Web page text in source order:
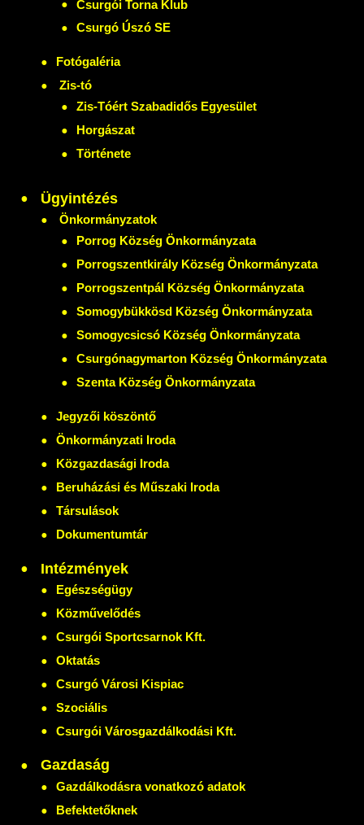
Csurgói Torna Klub
Csurgó Úszó SE
Fotógaléria
Zis-tó
Zis-Tóért Szabadidős Egyesület
Horgászat
Története
Ügyintézés
Önkormányzatok
Porrog Község Önkormányzata
Porrogszentkirály Község Önkormányzata
Porrogszentpál Község Önkormányzata
Somogybükkösd Község Önkormányzata
Somogycsicsó Község Önkormányzata
Csurgónagymarton Község Önkormányzata
Szenta Község Önkormányzata
Jegyzői köszöntő
Önkormányzati Iroda
Közgazdasági Iroda
Beruházási és Műszaki Iroda
Társulások
Dokumentumtár
Intézmények
Egészségügy
Közművelődés
Csurgói Sportcsarnok Kft.
Oktatás
Csurgó Városi Kispiac
Szociális
Csurgói Városgazdálkodási Kft.
Gazdaság
Gazdálkodásra vonatkozó adatok
Befektetőknek